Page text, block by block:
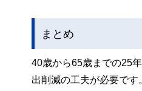
まとめ
40歳から65歳までの25
出削減の工夫が必要で